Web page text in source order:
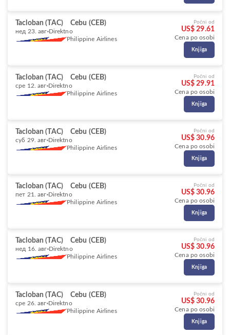
Tacloban (TAC) Cebu (CEB)
нед 23. авг Direktno
Philippine Airlines
Počni od
US$ 29.61
Cena po osobi
Knjiga
Tacloban (TAC) Cebu (CEB)
сре 12. авг Direktno
Philippine Airlines
Počni od
US$ 29.91
Cena po osobi
Knjiga
Tacloban (TAC) Cebu (CEB)
суб 29. авг Direktno
Philippine Airlines
Počni od
US$ 30.96
Cena po osobi
Knjiga
Tacloban (TAC) Cebu (CEB)
пет 21. авг Direktno
Philippine Airlines
Počni od
US$ 30.96
Cena po osobi
Knjiga
Tacloban (TAC) Cebu (CEB)
нед 16. авг Direktno
Philippine Airlines
Počni od
US$ 30.96
Cena po osobi
Knjiga
Tacloban (TAC) Cebu (CEB)
сре 26. авг Direktno
Philippine Airlines
Počni od
US$ 30.96
Cena po osobi
Knjiga